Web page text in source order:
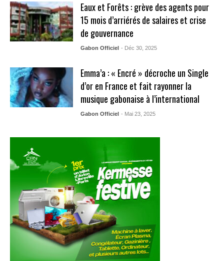
Eaux et Forêts : grève des agents pour
15 mois d’arriérés de salaires et crise
de gouvernance
Gabon Officiel - Déc 30, 2025
Emma’a : « Encré » décroche un Single
d’or en France et fait rayonner la
musique gabonaise à l’international
Gabon Officiel - Mai 23, 2025